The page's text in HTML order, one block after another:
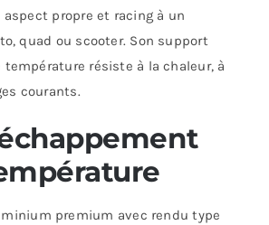
aspect propre et racing à un
quad ou scooter. Son support
résiste à la chaleur, à
courants.
premium avec rendu type